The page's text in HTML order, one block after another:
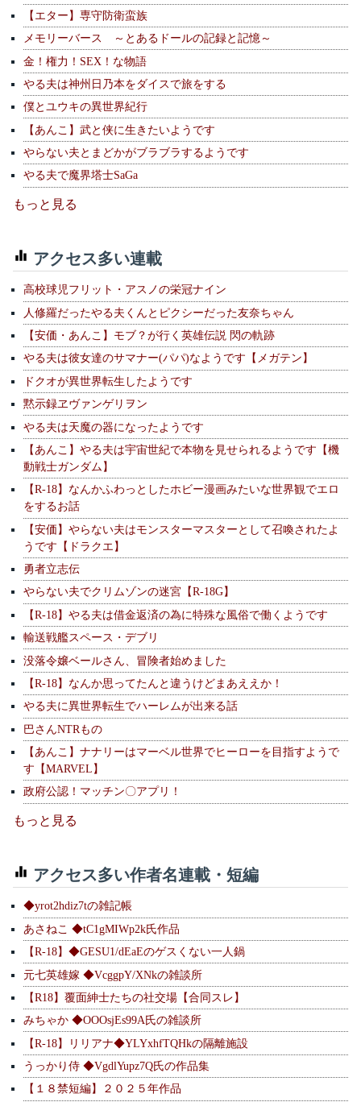
【エター】専守防衛蛮族
メモリーバース ～とあるドールの記録と記憶～
金！権力！SEX！な物語
やる夫は神州日乃本をダイスで旅をする
僕とユウキの異世界紀行
【あんこ】武と侠に生きたいようです
やらない夫とまどかがブラブラするようです
やる夫で魔界塔士SaGa
もっと見る
アクセス多い連載
高校球児フリット・アスノの栄冠ナイン
人修羅だったやる夫くんとピクシーだった友奈ちゃん
【安価・あんこ】モブ？が行く英雄伝説 閃の軌跡
やる夫は彼女達のサマナー(パパ)なようです【メガテン】
ドクオが異世界転生したようです
黙示録ヱヴァンゲリヲン
やる夫は天魔の器になったようです
【あんこ】やる夫は宇宙世紀で本物を見せられるようです【機
動戦士ガンダム】
【R-18】なんかふわっとしたホビー漫画みたいな世界観でエロ
をするお話
【安価】やらない夫はモンスターマスターとして召喚されたよ
うです【ドラクエ】
勇者立志伝
やらない夫でクリムゾンの迷宮【R-18G】
【R-18】やる夫は借金返済の為に特殊な風俗で働くようです
輸送戦艦スペース・デブリ
没落令嬢ベールさん、冒険者始めました
【R-18】なんか思ってたんと違うけどまあええか！
やる夫に異世界転生でハーレムが出来る話
巴さんNTRもの
【あんこ】ナナリーはマーベル世界でヒーローを目指すようで
す【MARVEL】
政府公認！マッチン〇アプリ！
もっと見る
アクセス多い作者名連載・短編
◆yrot2hdiz7tの雑記帳
あさねこ ◆tC1gMIWp2k氏作品
【R-18】◆GESU1/dEaEのゲスくない一人鍋
元七英雄嫁 ◆VcggpY/XNkの雑談所
【R18】覆面紳士たちの社交場【合同スレ】
みちゃか ◆OOOsjEs99A氏の雑談所
【R-18】リリアナ◆YLYxhfTQHkの隔離施設
うっかり侍 ◆VgdlYupz7Q氏の作品集
【１８禁短編】２０２５年作品